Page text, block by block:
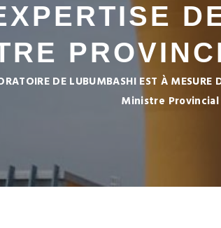
DE LUBUMBASHI EST À MESURE
Ministre Provincial